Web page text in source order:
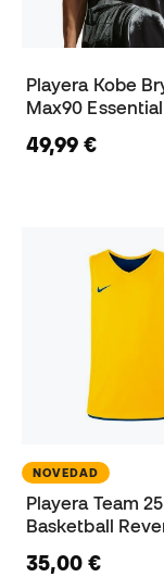
Playera Kobe
Max90
49,99 €
NOVEDAD
Playera Team 25
Basketball
35,00 €